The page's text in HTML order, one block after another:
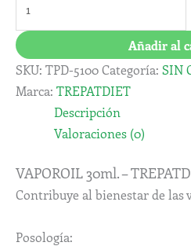
Añadir al
SKU: TPD-5100Categoría: SIN
Marca: TREPATDIET
Descripción
Valoraciones (0)
VAPOROIL 30ml. –
Contribuye al bienestar de las
Posología: